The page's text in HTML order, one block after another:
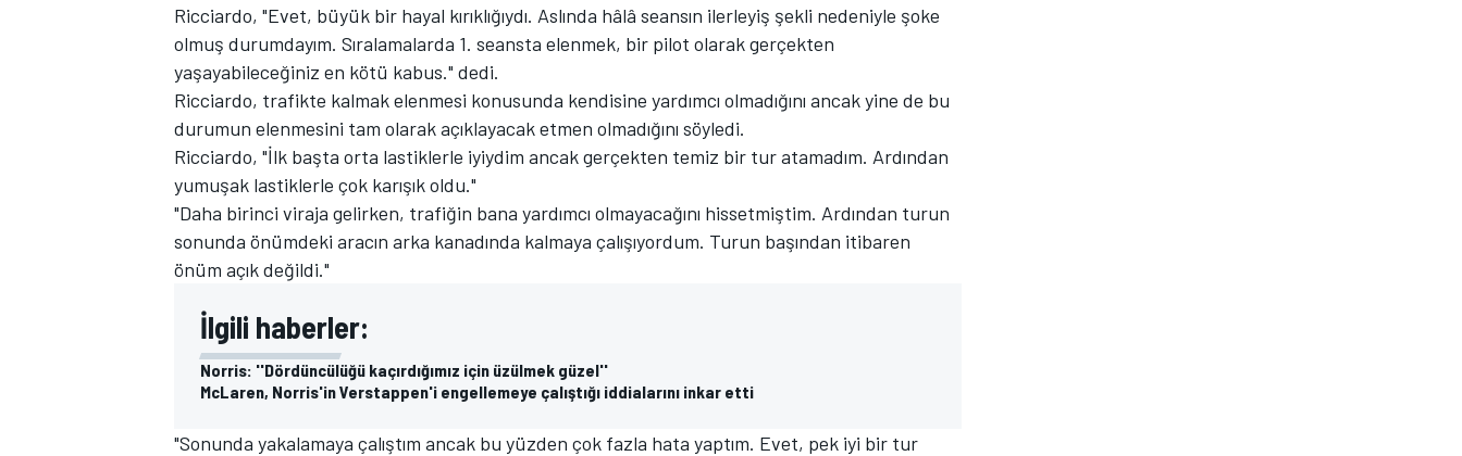
TÜRK SPORCULAR
Ricciardo, "Evet, büyük bir hayal kırıklığıydı. Aslında hâlâ seansın ilerleyiş şekli nedeniyle şoke
olmuş durumdayım. Sıralamalarda 1. seansta elenmek, bir pilot olarak gerçekten
yaşayabileceğiniz en kötü kabus." dedi.
Ricciardo, trafikte kalmak elenmesi konusunda kendisine yardımcı olmadığını ancak yine de bu
durumun elenmesini tam olarak açıklayacak etmen olmadığını söyledi.
Ricciardo, "İlk başta orta lastiklerle iyiydim ancak gerçekten temiz bir tur atamadım. Ardından
yumuşak lastiklerle çok karışık oldu."
"Daha birinci viraja gelirken, trafiğin bana yardımcı olmayacağını hissetmiştim. Ardından turun
sonunda önümdeki aracın arka kanadında kalmaya çalışıyordum. Turun başından itibaren
önüm açık değildi."
İlgili haberler:
Norris: ''Dördüncülüğü kaçırdığımız için üzülmek güzel''
McLaren, Norris'in Verstappen'i engellemeye çalıştığı iddialarını inkar etti
"Sonunda yakalamaya çalıştım ancak bu yüzden çok fazla hata yaptım. Evet, pek iyi bir tur